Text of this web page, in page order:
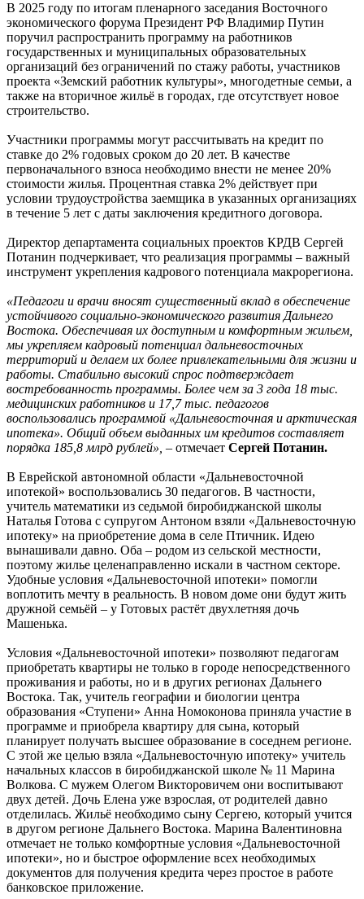
В 2025 году по итогам пленарного заседания Восточного
экономического форума Президент РФ Владимир Путин
поручил распространить программу на работников
государственных и муниципальных образовательных
организаций без ограничений по стажу работы, участников
проекта «Земский работник культуры», многодетные семьи, а
также на вторичное жильё в городах, где отсутствует новое
строительство.
Участники программы могут рассчитывать на кредит по
ставке до 2% годовых сроком до 20 лет. В качестве
первоначального взноса необходимо внести не менее 20%
стоимости жилья. Процентная ставка 2% действует при
условии трудоустройства заемщика в указанных организациях
в течение 5 лет с даты заключения кредитного договора.
Директор департамента социальных проектов КРДВ Сергей
Потанин подчеркивает, что реализация программы – важный
инструмент укрепления кадрового потенциала макрорегиона.
«Педагоги и врачи вносят существенный вклад в обеспечение
устойчивого социально-экономического развития Дальнего
Востока. Обеспечивая их доступным и комфортным жильем,
мы укрепляем кадровый потенциал дальневосточных
территорий и делаем их более привлекательными для жизни и
работы. Стабильно высокий спрос подтверждает
востребованность программы. Более чем за 3 года 18 тыс.
медицинских работников и 17,7 тыс. педагогов
воспользовались программой «Дальневосточная и арктическая
ипотека». Общий объем выданных им кредитов составляет
порядка 185,8 млрд рублей», – отмечает Сергей Потанин.
В Еврейской автономной области «Дальневосточной
ипотекой» воспользовались 30 педагогов. В частности,
учитель математики из седьмой биробиджанской школы
Наталья Готова с супругом Антоном взяли «Дальневосточную
ипотеку» на приобретение дома в селе Птичник. Идею
вынашивали давно. Оба – родом из сельской местности,
поэтому жилье целенаправленно искали в частном секторе.
Удобные условия «Дальневосточной ипотеки» помогли
воплотить мечту в реальность. В новом доме они будут жить
дружной семьёй – у Готовых растёт двухлетняя дочь
Машенька.
Условия «Дальневосточной ипотеки» позволяют педагогам
приобретать квартиры не только в городе непосредственного
проживания и работы, но и в других регионах Дальнего
Востока. Так, учитель географии и биологии центра
образования «Ступени» Анна Номоконова приняла участие в
программе и приобрела квартиру для сына, который
планирует получать высшее образование в соседнем регионе.
С этой же целью взяла «Дальневосточную ипотеку» учитель
начальных классов в биробиджанской школе № 11 Марина
Волкова. С мужем Олегом Викторовичем они воспитывают
двух детей. Дочь Елена уже взрослая, от родителей давно
отделилась. Жильё необходимо сыну Сергею, который учится
в другом регионе Дальнего Востока. Марина Валентиновна
отмечает не только комфортные условия «Дальневосточной
ипотеки», но и быстрое оформление всех необходимых
документов для получения кредита через простое в работе
банковское приложение.